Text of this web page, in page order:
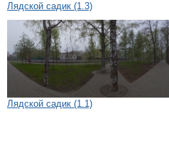
Лядской садик (1.3)
Лядской садик (1.1)